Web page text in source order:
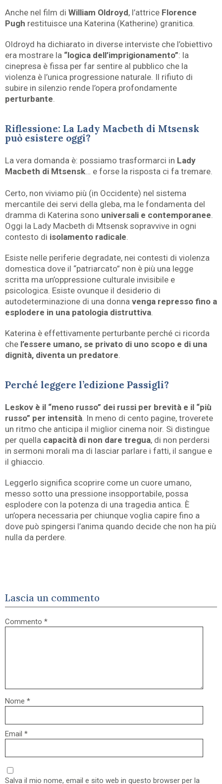
Anche nel film di William Oldroyd, l’attrice Florence
Pugh restituisce una Katerina (Katherine) granitica.
Oldroyd ha dichiarato in diverse interviste che l’obiettivo
era mostrare la “logica dell’imprigionamento”: la
cinepresa è fissa per far sentire al pubblico che la
violenza è l’unica progressione naturale. Il rifiuto di
subire in silenzio rende l’opera profondamente
perturbante
Riflessione: La Lady Macbeth di Mtsensk
può esistere oggi?
La vera domanda è: possiamo trasformarci in Lady
Macbeth di Mtsensk … e forse la risposta ci fa tremare.
Certo, non viviamo più (in Occidente) nel sistema
mercantile dei servi della gleba, ma le fondamenta del
dramma di Katerina sono universali e contemporanee
Oggi la Lady Macbeth di Mtsensk sopravvive in ogni
contesto di isolamento radicale
Esiste nelle periferie degradate, nei contesti di violenza
domestica dove il “patriarcato” non è più una legge
scritta ma un’oppressione culturale invisibile e
psicologica. Esiste ovunque il desiderio di
autodeterminazione di una donna venga represso fino a
esplodere in una patologia distruttiva
Katerina è effettivamente perturbante perché ci ricorda
che l’essere umano, se privato di uno scopo e di una
dignità, diventa un predatore
Perché leggere l’edizione Passigli?
Leskov è il “meno russo” dei russi per brevità e il “più
russo” per intensità . In meno di cento pagine, troverete
un ritmo che anticipa il miglior cinema noir. Si distingue
per quella capacità di non dare tregua, di non perdersi
in sermoni morali ma di lasciar parlare i fatti, il sangue e
il ghiaccio.
Leggerlo significa scoprire come un cuore umano,
messo sotto una pressione insopportabile, possa
esplodere con la potenza di una tragedia antica. È
un’opera necessaria per chiunque voglia capire fino a
dove può spingersi l’anima quando decide che non ha più
nulla da perdere.
Lascia un commento
Commento *
Nome *
Email *
Salva il mio nome, email e sito web in questo browser per la